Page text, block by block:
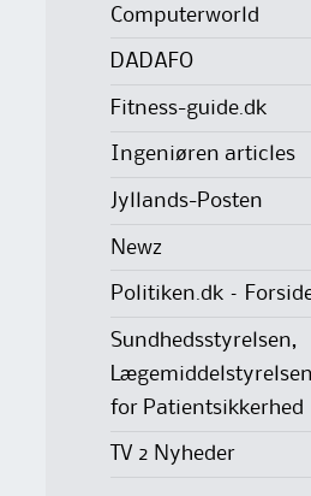
Computerworld
DADAFO
Fitness-guide.dk
Ingeniøren articles
Jyllands-Posten
Newz
Politiken.dk –
Sundhedsstyrelsen,
for Patientsikkerhed
TV 2 Nyheder